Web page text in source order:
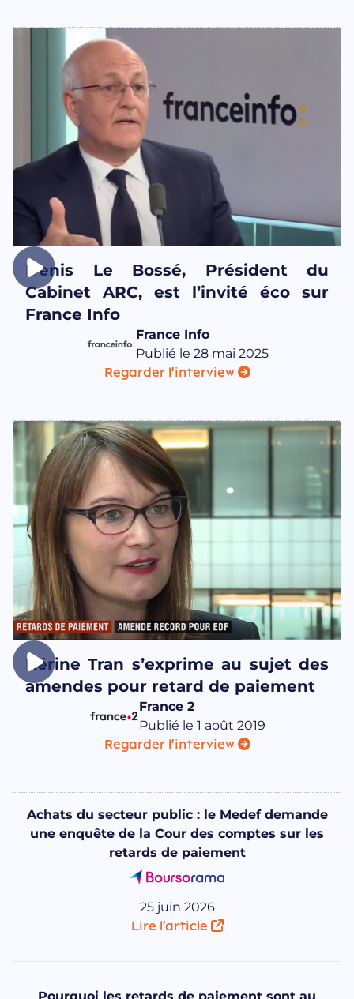
Denis Le Bossé, Président du
Cabinet ARC, est l’invité éco sur
France Info
France Info
Publié le 28 mai 2025
Regarder l'interview
Kérine Tran s’exprime au sujet des
amendes pour retard de paiement
France 2
Publié le 1 août 2019
Regarder l'interview
Achats du secteur public : le Medef demande
une enquête de la Cour des comptes sur les
retards de paiement
25 juin 2026
Lire l'article